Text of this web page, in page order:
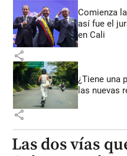
Comienza
así fue el
en Cali
share
¿Tiene una
las nuevas
share
Las dos vías